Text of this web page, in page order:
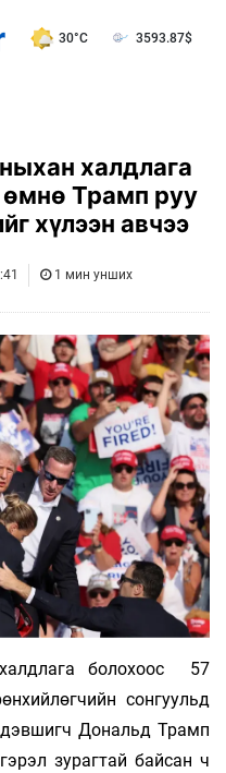
30°C 3593.87$
халдлага
өмнө Трамп руу
хүлээн авчээ
1 мин унших
болохоос 57
сонгуульд
Дональд Трамп
зурагтай байсан ч